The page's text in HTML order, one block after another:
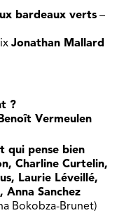
bardeaux verts –
Jonathan Mallard
?
Vermeulen
qui pense bien
Charline Curtelin,
Laurie Léveillé,
Sanchez
Bokobza-Brunet)